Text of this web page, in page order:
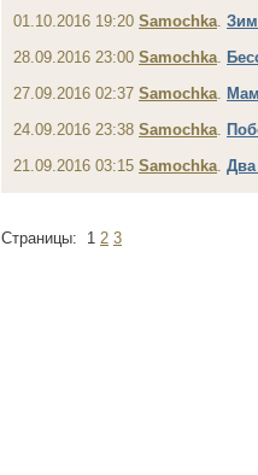
01.10.2016 19:20 Samochka.
28.09.2016 23:00 Samochka.
27.09.2016 02:37 Samochka.
24.09.2016 23:38 Samochka.
21.09.2016 03:15 Samochka. Два
Страницы: 1 2 3